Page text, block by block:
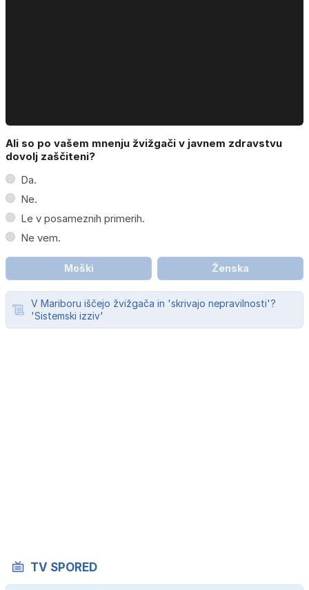
Ali so po vašem mnenju žvižgači v javnem zdravstvu
dovolj zaščiteni?
Da.
Ne.
Le v posameznih primerih.
Ne vem.
Moški Ženska
V Mariboru iščejo žvižgača in 'skrivajo nepravilnosti'?
'Sistemski izziv'
TV SPORED